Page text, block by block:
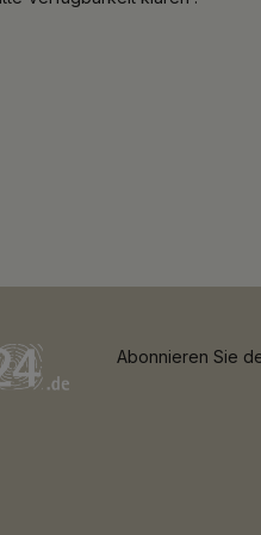
Abonnieren Sie